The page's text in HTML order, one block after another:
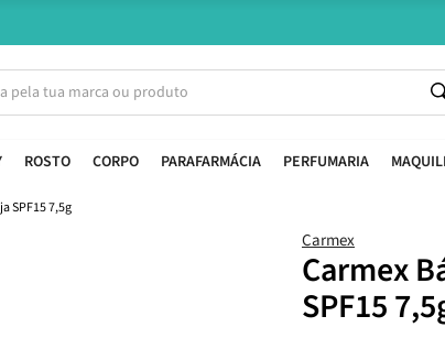
ROSTO CORPO PARAFARMÁCIA PERFUMARIA
SPF15 7,5g
Carmex
Carmex
SPF15